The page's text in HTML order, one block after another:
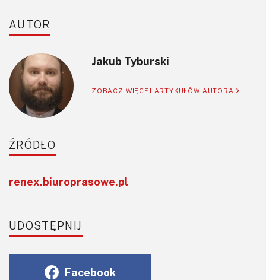
AUTOR
Jakub Tyburski
ZOBACZ WIĘCEJ ARTYKUŁÓW AUTORA
ŹRÓDŁO
renex.biuroprasowe.pl
UDOSTĘPNIJ
Facebook